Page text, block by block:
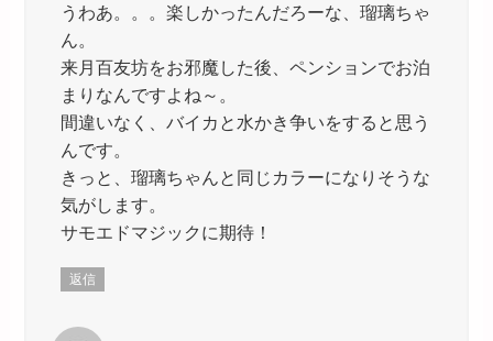
うわあ。。。楽しかったんだろーな、瑠璃ちゃ
ん。
来月百友坊をお邪魔した後、ペンションでお泊
まりなんですよね～。
間違いなく、バイカと水かき争いをすると思う
んです。
きっと、瑠璃ちゃんと同じカラーになりそうな
気がします。
サモエドマジックに期待！
返信